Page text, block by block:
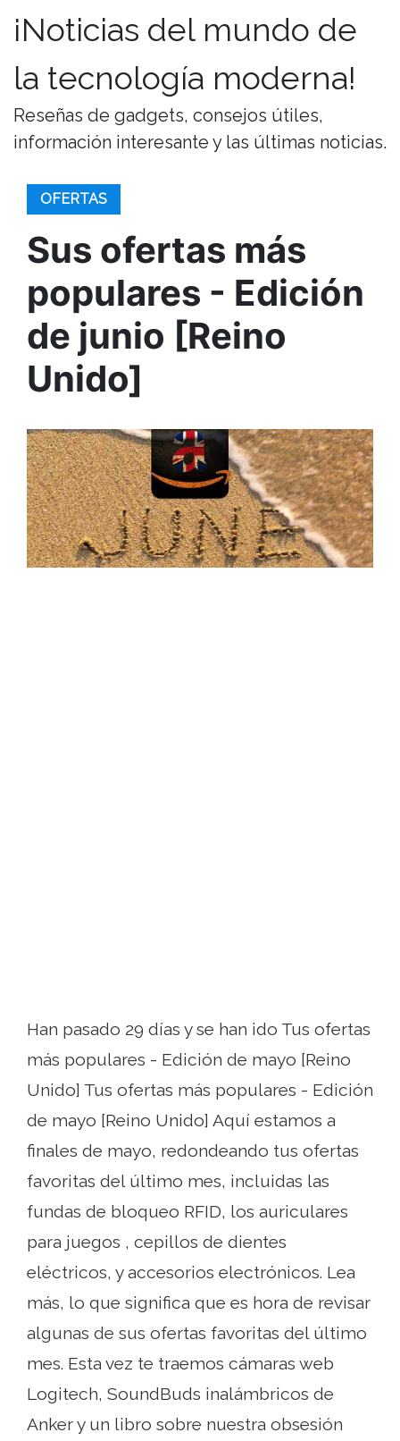
¡Noticias del mundo de
la tecnología moderna!
Reseñas de gadgets, consejos útiles,
información interesante y las últimas noticias.
OFERTAS
Sus ofertas más
populares - Edición
de junio [Reino
Unido]
Han pasado 29 días y se han ido Tus ofertas
más populares - Edición de mayo [Reino
Unido] Tus ofertas más populares - Edición
de mayo [Reino Unido] Aquí estamos a
finales de mayo, redondeando tus ofertas
favoritas del último mes, incluidas las
fundas de bloqueo RFID, los auriculares
para juegos , cepillos de dientes
eléctricos, y accesorios electrónicos. Lea
más, lo que significa que es hora de revisar
algunas de sus ofertas favoritas del último
mes. Esta vez te traemos cámaras web
Logitech, SoundBuds inalámbricos de
Anker y un libro sobre nuestra obsesión